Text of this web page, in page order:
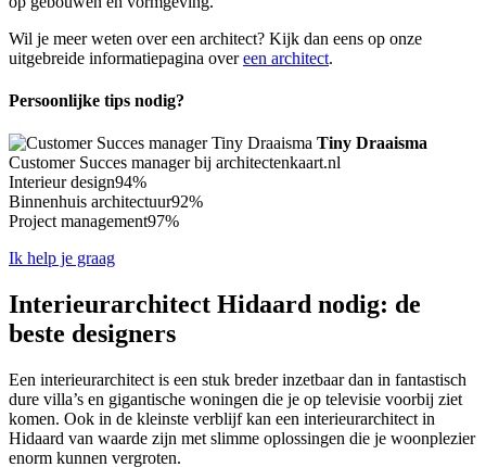
Wil je meer weten over een architect? Kijk dan eens op onze
uitgebreide informatiepagina overeen architect.
Persoonlijke tips nodig?
Tiny Draaisma
Customer Succes manager bij architectenkaart.nl
Interieur design94%
Binnenhuis architectuur92%
Project management97%
Ik help je graag
Interieurarchitect Hidaard nodig: de
beste designers
Een interieurarchitect is een stuk breder inzetbaar dan in fantastisch
dure villa’s en gigantische woningen die je op televisie voorbij ziet
komen. Ook in de kleinste verblijf kan een interieurarchitect in
Hidaard van waarde zijn met slimme oplossingen die je woonplezier
enorm kunnen vergroten.